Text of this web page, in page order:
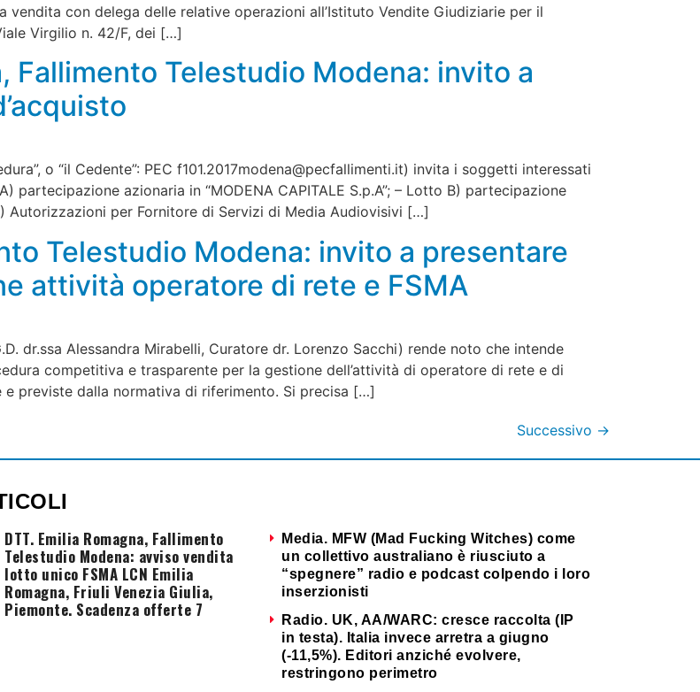
con delega delle relative operazioni all’Istituto Vendite Giudiziarie per il
Virgilio n. 42/F, dei […]
Fallimento Telestudio Modena: invito a
o “il Cedente”: PEC f101.2017modena@pecfallimenti.it) invita i soggetti interessati
partecipazione azionaria in “MODENA CAPITALE S.p.A”; – Lotto B) partecipazione
Autorizzazioni per Fornitore di Servizi di Media Audiovisivi […]
Telestudio Modena: invito a presentare
attività operatore di rete e FSMA
dr.ssa Alessandra Mirabelli, Curatore dr. Lorenzo Sacchi) rende noto che intende
competitiva e trasparente per la gestione dell’attività di operatore di rete e di
previste dalla normativa di riferimento. Si precisa […]
Successivo →
DTT. Emilia Romagna, Fallimento
Telestudio Modena: avviso vendita
lotto unico FSMA LCN Emilia
Romagna, Friuli Venezia Giulia,
Piemonte. Scadenza offerte 7
Media. MFW (Mad Fucking Witches) come
un collettivo australiano è riusciuto a
“spegnere” radio e podcast colpendo i loro
inserzionisti
Radio. UK, AA/WARC: cresce raccolta (IP
in testa). Italia invece arretra a giugno
(-11,5%). Editori anziché evolvere,
restringono perimetro